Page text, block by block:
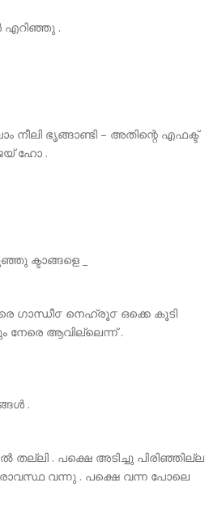
എറിഞ്ഞു .
നീലി ഭൃങ്ങാണ്ടി – അതിന്റെ എഫക്ട്
ഹോ .
ക്ടാങ്ങളെ _
ഗാന്ധീ൦ നെഹ്രൂ൦ ഒക്കെ കൂടി
നേരെ ആവില്ലെന്ന് .
.
തല്ലി . പക്ഷെ അടിച്ചു പിരിഞ്ഞില്ല
വന്നു . പക്ഷെ വന്ന പോലെ